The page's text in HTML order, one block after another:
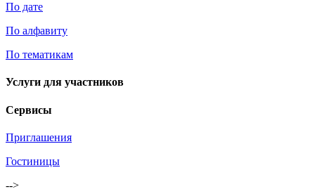
По дате
По алфавиту
По тематикам
Услуги для участников
Сервисы
Приглашения
Гостиницы
-->